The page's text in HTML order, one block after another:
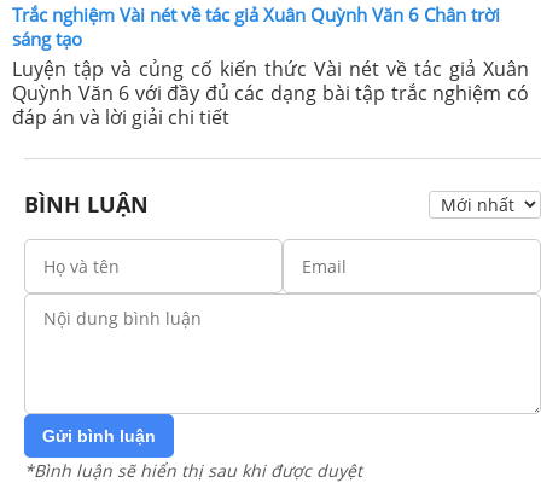
Trắc nghiệm Vài nét về tác giả Xuân Quỳnh Văn 6 Chân trời
sáng tạo
Luyện tập và củng cố kiến thức Vài nét về tác giả Xuân
Quỳnh Văn 6 với đầy đủ các dạng bài tập trắc nghiệm có
đáp án và lời giải chi tiết
BÌNH LUẬN
Gửi bình luận
*Bình luận sẽ hiển thị sau khi được duyệt